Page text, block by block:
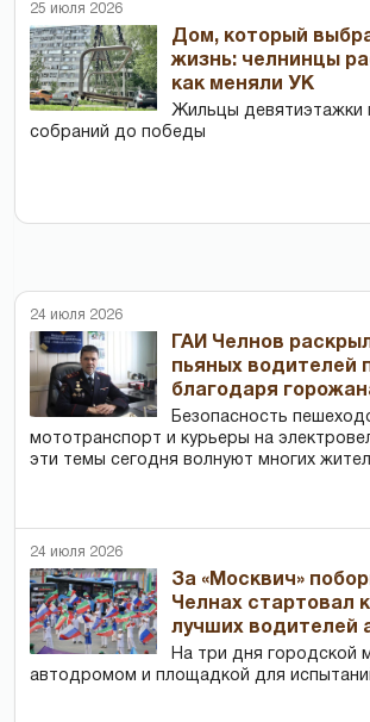
25 июля 2026
Дом, который
жизнь: челнинцы
как меняли УК
Жильцы девятиэтажки
собраний до победы
24 июля 2026
ГАИ Челнов
пьяных водителей
благодаря
Безопасность
мототранспорт и курьеры на
эти темы сегодня волнуют многих
24 июля 2026
За «Москвич»
Челнах стартовал
лучших водителей
На три дня городской
автодромом и площадкой для